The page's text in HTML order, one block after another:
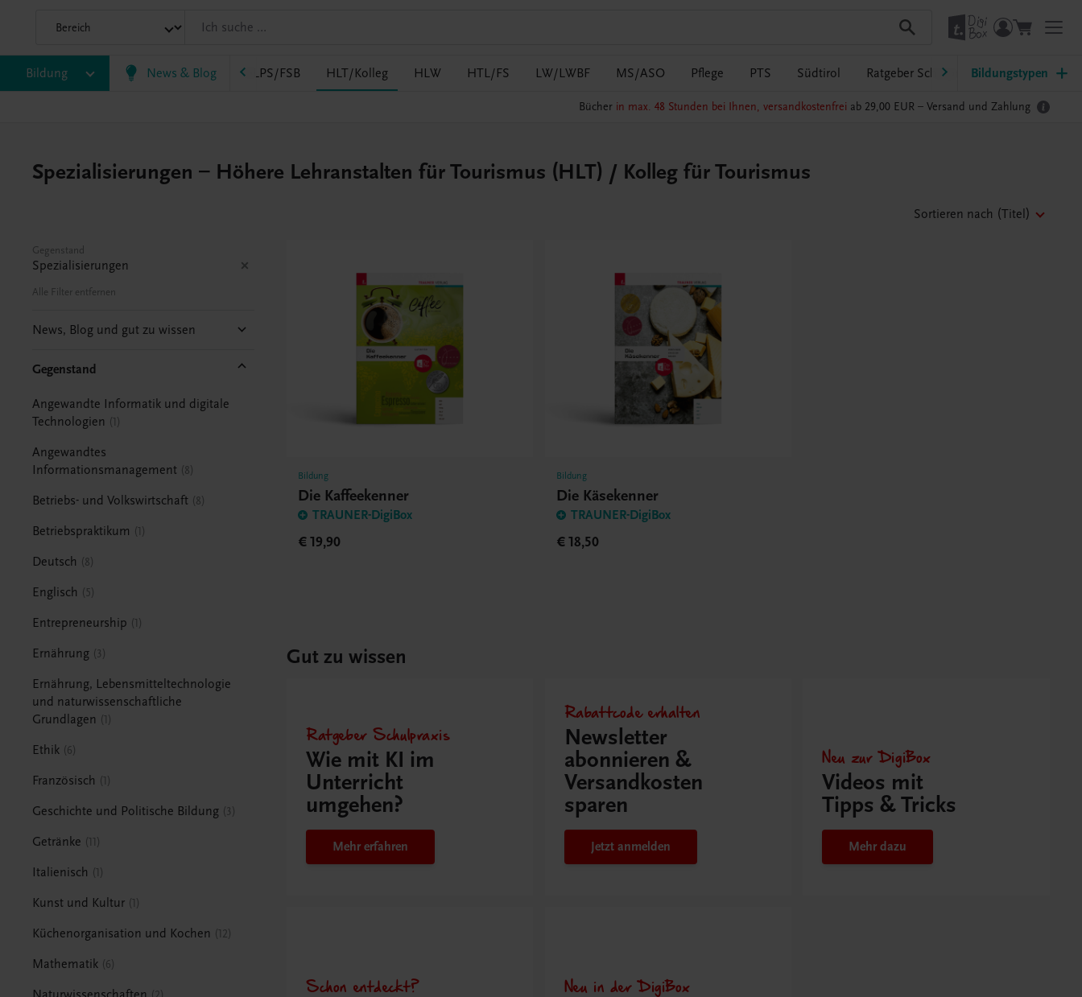
Bildung News & Blog
HAS HF/TFS HLM/HLK HLPS/FSB HLT/Kolleg HLW HTL/FS LW/LWBF MS/ASO Pflege PTS Südtirol Ratgeber Schulpraxis TRAUNER-
Bildungstypen
Bücher in max. 48 Stunden bei Ihnen, versandkostenfrei ab 29,00 EUR – Versand und Zahlung
Spezialisierungen – Höhere Lehranstalten für Tourismus (HLT) / Kolleg für Tourismus
Sortieren nach (Titel)
Gegenstand
Spezialisierungen
Alle Filter entfernen
News, Blog und gut zu wissen
Gegenstand
Angewandte Informatik und digitale
Technologien
1
Angewandtes
Informationsmanagement 8
Betriebs- und Volkswirtschaft 8
Betriebspraktikum 1
Deutsch 8
Englisch 5
Entrepreneurship 1
Ernährung 3
Ernährung, Lebensmitteltechnologie
und naturwissenschaftliche
Grundlagen
1
Ethik 6
Französisch 1
Geschichte und Politische Bildung 3
Getränke 11
Italienisch 1
Kunst und Kultur 1
Küchenorganisation und Kochen 12
Mathematik 6
Bildung
Die Kaffeekenner
TRAUNER-DigiBox
€ 19,90
Bildung
Die Käsekenner
TRAUNER-DigiBox
€ 18,50
Gut zu wissen
Ratgeber Schulpraxis
Wie mit KI im
Unterricht
umgehen?
Mehr erfahren
Rabattcode erhalten
Newsletter
abonnieren &
Versandkosten
sparen
Jetzt anmelden
Neu zur DigiBox
Videos mit
Tipps & Tricks
Mehr dazu
Schon entdeckt? Neu in der DigiBox